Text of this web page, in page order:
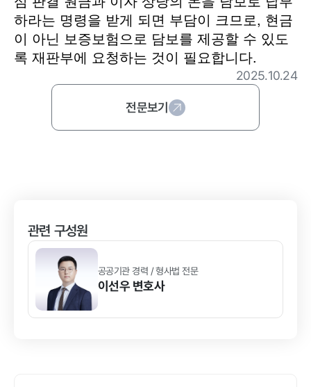
하라는 명령을 받게 되면 부담이 크므로, 현금
이 아닌 보증보험으로 담보를 제공할 수 있도
록 재판부에 요청하는 것이 필요합니다.
2025.10.24
전문보기
관련 구성원
공공기관 경력 / 형사법 전문
이선우 변호사